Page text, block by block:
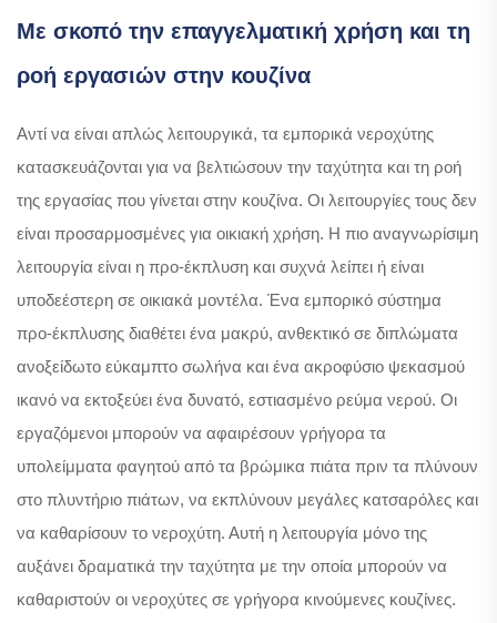
Με σκοπό την επαγγελματική χρήση και τη
ροή εργασιών στην κουζίνα
Αντί να είναι απλώς λειτουργικά, τα εμπορικά νεροχύτης
κατασκευάζονται για να βελτιώσουν την ταχύτητα και τη ροή
της εργασίας που γίνεται στην κουζίνα. Οι λειτουργίες τους δεν
είναι προσαρμοσμένες για οικιακή χρήση. Η πιο αναγνωρίσιμη
λειτουργία είναι η προ-έκπλυση και συχνά λείπει ή είναι
υποδεέστερη σε οικιακά μοντέλα. Ένα εμπορικό σύστημα
προ-έκπλυσης διαθέτει ένα μακρύ, ανθεκτικό σε διπλώματα
ανοξείδωτο εύκαμπτο σωλήνα και ένα ακροφύσιο ψεκασμού
ικανό να εκτοξεύει ένα δυνατό, εστιασμένο ρεύμα νερού. Οι
εργαζόμενοι μπορούν να αφαιρέσουν γρήγορα τα
υπολείμματα φαγητού από τα βρώμικα πιάτα πριν τα πλύνουν
στο πλυντήριο πιάτων, να εκπλύνουν μεγάλες κατσαρόλες και
να καθαρίσουν το νεροχύτη. Αυτή η λειτουργία μόνο της
αυξάνει δραματικά την ταχύτητα με την οποία μπορούν να
καθαριστούν οι νεροχύτες σε γρήγορα κινούμενες κουζίνες.